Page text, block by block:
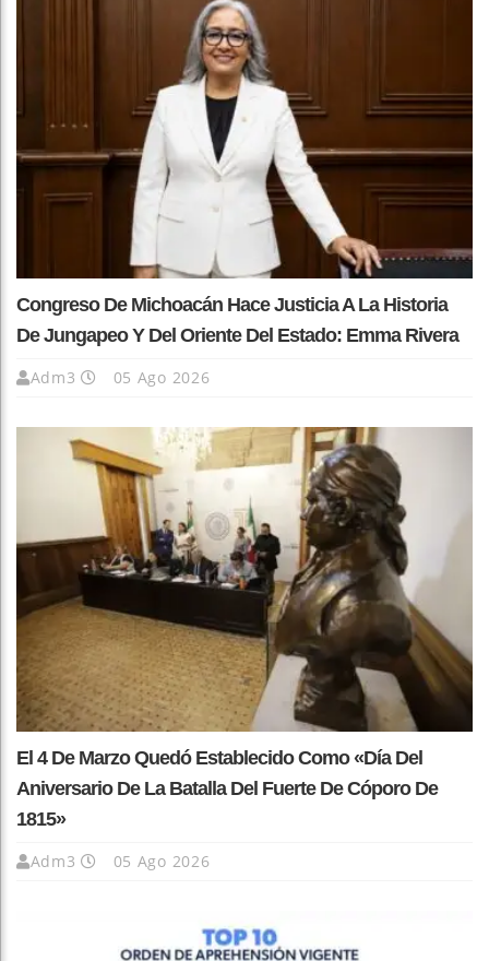
Congreso De Michoacán Hace Justicia A La Historia
De Jungapeo Y Del Oriente Del Estado: Emma Rivera
Adm3 05 Ago 2026
El 4 De Marzo Quedó Establecido Como «Día Del
Aniversario De La Batalla Del Fuerte De Cóporo De
1815»
Adm3 05 Ago 2026